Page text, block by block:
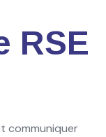
RSE
communiquer